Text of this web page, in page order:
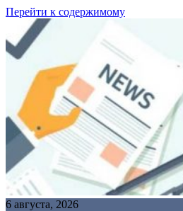
Перейти к содержимому
6 августа, 2026